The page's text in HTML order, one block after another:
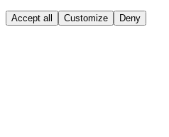
Accept all Customize Deny